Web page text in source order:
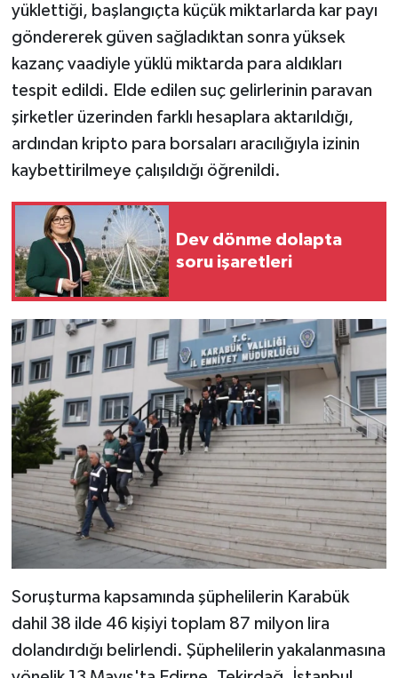
yüklettiği, başlangıçta küçük miktarlarda kar payı
göndererek güven sağladıktan sonra yüksek
kazanç vaadiyle yüklü miktarda para aldıkları
tespit edildi. Elde edilen suç gelirlerinin paravan
şirketler üzerinden farklı hesaplara aktarıldığı,
ardından kripto para borsaları aracılığıyla izinin
kaybettirilmeye çalışıldığı öğrenildi.
Dev dönme dolapta
soru işaretleri
Soruşturma kapsamında şüphelilerin Karabük
dahil 38 ilde 46 kişiyi toplam 87 milyon lira
dolandırdığı belirlendi. Şüphelilerin yakalanmasına